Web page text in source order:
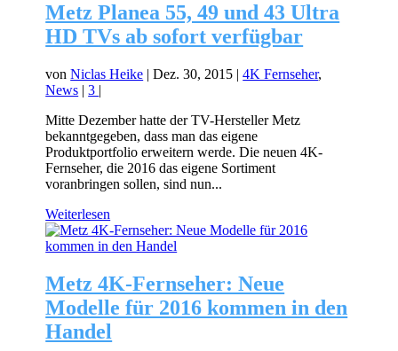
Metz Planea 55, 49 und 43 Ultra
HD TVs ab sofort verfügbar
vonNiclas Heike |Dez. 30, 2015 |4K Fernseher,
News |3 |
Mitte Dezember hatte der TV-Hersteller Metz
bekanntgegeben, dass man das eigene
Produktportfolio erweitern werde. Die neuen 4K-
Fernseher, die 2016 das eigene Sortiment
voranbringen sollen, sind nun...
Weiterlesen
Metz 4K-Fernseher: Neue
Modelle für 2016 kommen in den
Handel